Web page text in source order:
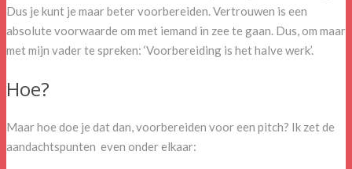
Dus je kunt je maar beter voorbereiden. Vertrouwen is een
absolute voorwaarde om met iemand in zee te gaan. Dus, om maar
met mijn vader te spreken: ‘Voorbereiding is het halve werk’.
Hoe?
Maar hoe doe je dat dan, voorbereiden voor een pitch? Ik zet de
aandachtspunten even onder elkaar: